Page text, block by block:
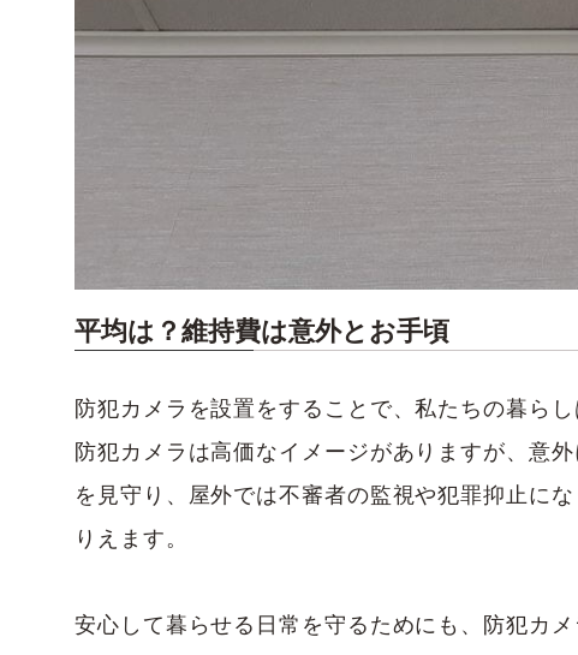
平均は？維持費は意外とお手頃
防犯カメラを設置をすることで、私たちの暮ら
防犯カメラは高価なイメージがありますが、意
を見守り、屋外では不審者の監視や犯罪抑止に
りえます。
安心して暮らせる日常を守るためにも、防犯カ